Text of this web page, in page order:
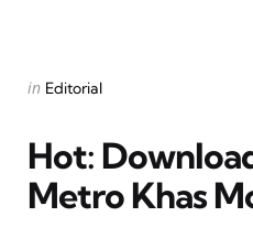
Categories
Posted
in Editorial
Hot:
Metro Khas